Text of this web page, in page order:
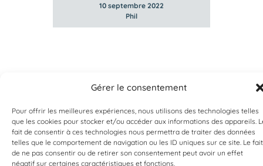
Gérer le consentement
Pour offrir les meilleures expériences, nous utilisons des technologies telles
que les cookies pour stocker et/ou accéder aux informations des appareils.
fait de consentir à ces technologies nous permettra de traiter des données
telles que le comportement de navigation ou les ID uniques sur ce site. Le fait
de ne pas consentir ou de retirer son consentement peut avoir un effet
négatif sur certaines caractéristiques et fonctions.
10 septembre 2022
Phil
EST UN PROGRAMME DE